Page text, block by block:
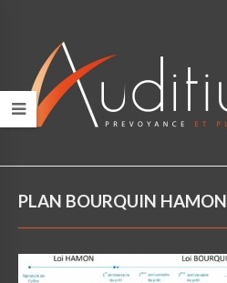
PLAN BOURQUIN HAMON